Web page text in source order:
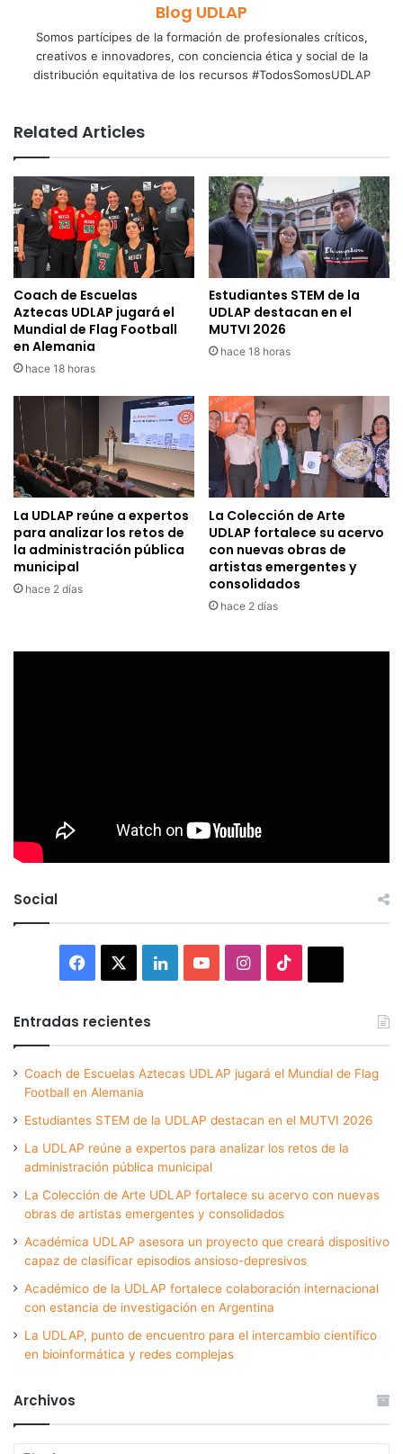
Blog UDLAP
Somos partícipes de la formación de profesionales críticos,
creativos e innovadores, con conciencia ética y social de la
distribución equitativa de los recursos #TodosSomosUDLAP
Related Articles
Coach de Escuelas
Aztecas UDLAP jugará el
Mundial de Flag Football
en Alemania
hace 18 horas
Estudiantes STEM de la
UDLAP destacan en el
MUTVI 2026
hace 18 horas
La UDLAP reúne a expertos
para analizar los retos de
la administración pública
municipal
hace 2 días
La Colección de Arte
UDLAP fortalece su acervo
con nuevas obras de
artistas emergentes y
consolidados
hace 2 días
Social
Facebook LinkedInYouTubeInstagram
Entradas recientes
Coach de Escuelas Aztecas UDLAP jugará el Mundial de Flag
Football en Alemania
Estudiantes STEM de la UDLAP destacan en el MUTVI 2026
La UDLAP reúne a expertos para analizar los retos de la
administración pública municipal
La Colección de Arte UDLAP fortalece su acervo con nuevas
obras de artistas emergentes y consolidados
Académica UDLAP asesora un proyecto que creará dispositivo
capaz de clasificar episodios ansioso-depresivos
Académico de la UDLAP fortalece colaboración internacional
con estancia de investigación en Argentina
La UDLAP, punto de encuentro para el intercambio científico
en bioinformática y redes complejas
Archivos